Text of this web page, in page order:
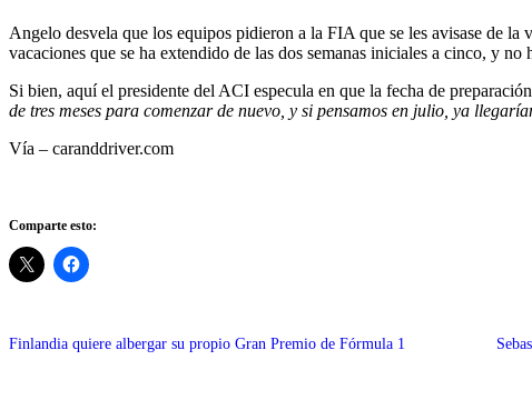
Angelo desvela que los equipos pidieron a la FIA que se les avisase de
vacaciones que se ha extendido de las dos semanas iniciales a cinco, y
Si bien, aquí el presidente del ACI especula en que la fecha de
de tres meses para comenzar de nuevo, y si pensamos en julio, ya
Vía – caranddriver.com
Comparte esto:
Finlandia quiere albergar su propio Gran Premio de Fórmula 1